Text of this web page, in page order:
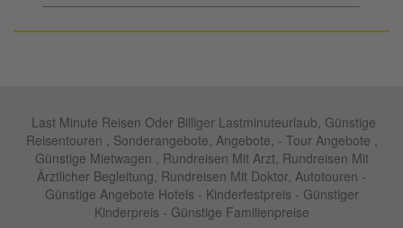
Last Minute Reisen Oder Billiger Lastminuteurlaub, Günstige
Reisentouren , Sonderangebote, Angebote, - Tour Angebote ,
Günstige Mietwagen , Rundreisen Mit Arzt, Rundreisen Mit
Ärztlicher Begleitung, Rundreisen Mit Doktor, Autotouren -
Günstige Angebote Hotels - Kinderfestpreis - Günstiger
Kinderpreis - Günstige Familienpreise